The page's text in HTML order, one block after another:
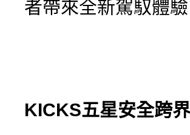
者帶來全新駕馭體驗
KICKS五星安全跨